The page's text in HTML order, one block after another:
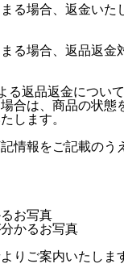
る場合、返金いた
る場合、返品返金
る返品返金について
合は、商品の状態
します。
情報をご記載のう
お写真
かるお写真
りご案内いたしま